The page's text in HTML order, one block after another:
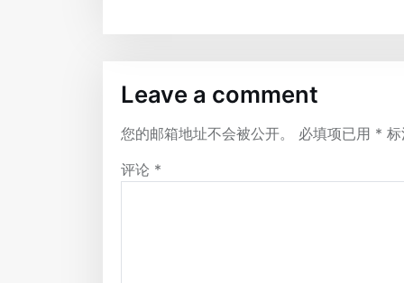
Leave a comment
您的邮箱地址不会被公开。 必填项已用 *
评论 *